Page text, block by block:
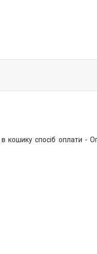
спосіб оплати -